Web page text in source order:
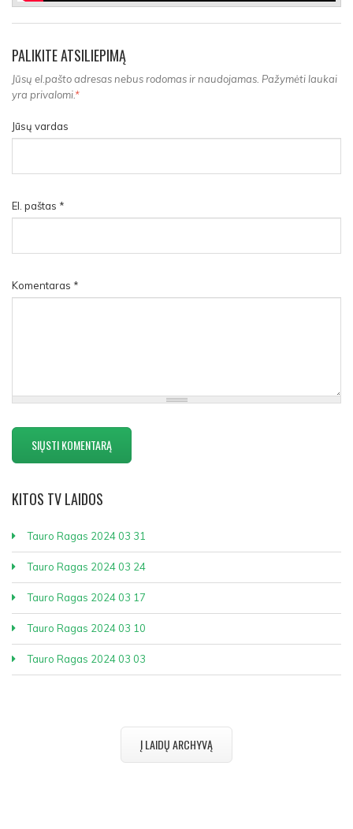
PALIKITE ATSILIEPIMĄ
Jūsų el.pašto adresas nebus rodomas ir naudojamas. Pažymėti laukai
yra privalomi.*
Jūsų vardas
El. paštas *
Komentaras *
KITOS TV LAIDOS
Tauro Ragas 2024 03 31
Tauro Ragas 2024 03 24
Tauro Ragas 2024 03 17
Tauro Ragas 2024 03 10
Tauro Ragas 2024 03 03
Į LAIDŲ ARCHYVĄ